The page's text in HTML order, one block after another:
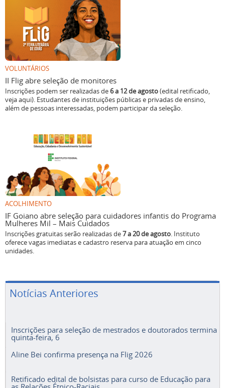
VOLUNTÁRIOS
II Flig abre seleção de monitores
Inscrições podem ser realizadas de6 a 12 de agosto(edital retificado,
veja aqui). Estudantes de instituições públicas e privadas de ensino,
além de pessoas interessadas, podem participar da seleção.
ACOLHIMENTO
IF Goiano abre seleção para cuidadores infantis do Programa
Mulheres Mil – Mais Cuidados
Inscrições gratuitas serão realizadas de7 a 20 de agosto. Instituto
oferece vagas imediatas e cadastro reserva para atuação em cinco
unidades.
Notícias Anteriores
Inscrições para seleção de mestrados e doutorados termina
quinta-feira, 6
Aline Bei confirma presença na Flig 2026
Retificado edital de bolsistas para curso de Educação para